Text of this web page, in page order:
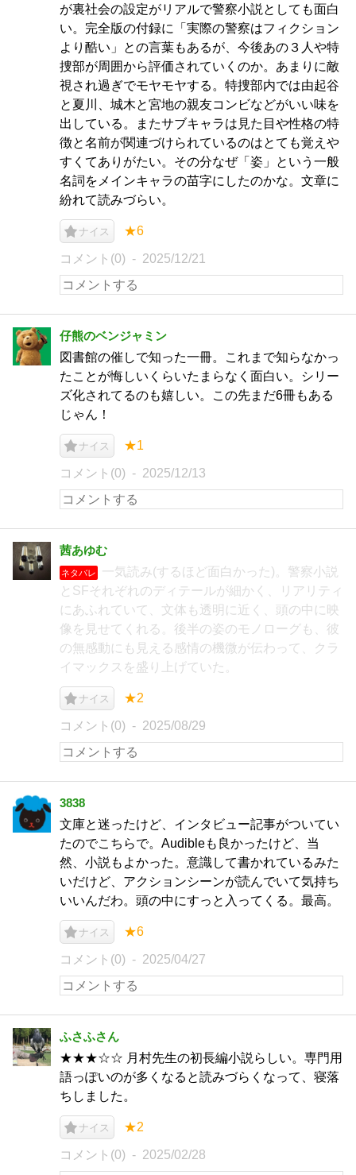
が裏社会の設定がリアルで警察小説としても面白
い。完全版の付録に「実際の警察はフィクション
より酷い」との言葉もあるが、今後あの３人や特
捜部が周囲から評価されていくのか。あまりに敵
視され過ぎでモヤモヤする。特捜部内では由起谷
と夏川、城木と宮地の親友コンビなどがいい味を
出している。またサブキャラは見た目や性格の特
徴と名前が関連づけられているのはとても覚えや
すくてありがたい。その分なぜ「姿」という一般
名詞をメインキャラの苗字にしたのかな。文章に
紛れて読みづらい。
ナイス ★6
コメント(0) 2025/12/21
仔熊のベンジャミン
図書館の催しで知った一冊。これまで知らなかっ
たことが悔しいくらいたまらなく面白い。シリー
ズ化されてるのも嬉しい。この先まだ6冊もある
じゃん！
ナイス ★1
コメント(0) 2025/12/13
茜あゆむ
ネタバレ
一気読み(するほど面白かった)。警察小説
とSFそれぞれのディテールが細かく、リアリティ
にあふれていて、文体も透明に近く、頭の中に映
像を見せてくれる。後半の姿のモノローグも、彼
の無感動にも見える感情の機微が伝わって、クラ
イマックスを盛り上げていた。
ナイス ★2
コメント(0) 2025/08/29
3838
文庫と迷ったけど、インタビュー記事がついてい
たのでこちらで。Audibleも良かったけど、当
然、小説もよかった。意識して書かれているみた
いだけど、アクションシーンが読んでいて気持ち
いいんだわ。頭の中にすっと入ってくる。最高。
ナイス ★6
コメント(0) 2025/04/27
ふさふさん
★★★☆☆ 月村先生の初長編小説らしい。専門用
語っぽいのが多くなると読みづらくなって、寝落
ちしました。
ナイス ★2
コメント(0) 2025/02/28